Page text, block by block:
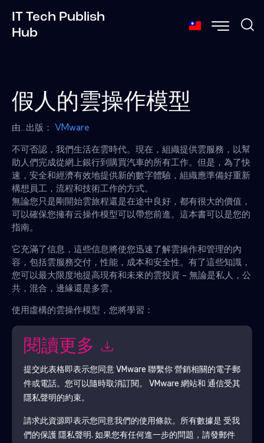
IT Tech Publish
Hub
假人的雲操作模型
由...出版： VMware
不可否認，我們生活在雲時代。現在，組織提供雲服務，以幫
助人們完成從網上銀行到購買汽車的所有工作。但是，為了快
速，安全和經濟有效地提供新的數字體驗，組織應準備好重新
構想員工，流程和技術工作的方式。
無論您只是剛開始雲旅程還是在途中良好，都有很大的價值，
可以確保您擁有云操作模型可以帶您前進。這本書可以是您的
指南。
它充滿了信息，這些信息將使您迅速了解雲操作和管理的內
容，包括雲服務交付，性能，成本和安全性。有了這些知識，
您可以最大限度地提高現有和未來的雲投資 - 無論是私人，公
共，混合，邊緣還是多雲。
使用虛構的雲操作模型，您將學習：
閱讀更多
提交此表格即表示您同意VMware 聯繫你 營銷相關的電子郵
件或電話。您可以隨時取消訂閱。 VMware 網站和 通信受其
隱私聲明的約束。
請求此資源即表示您同意我們的使用條款。所有數據是 受我
們的保護 隱私聲明. 如果您有任何進一步的問題，請發郵件